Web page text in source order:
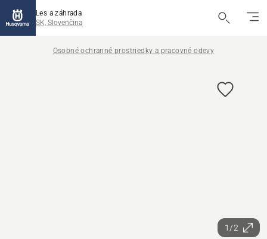
Les a záhrada
SK, Slovenčina
Osobné ochranné prostriedky a pracovné odevy
1/2